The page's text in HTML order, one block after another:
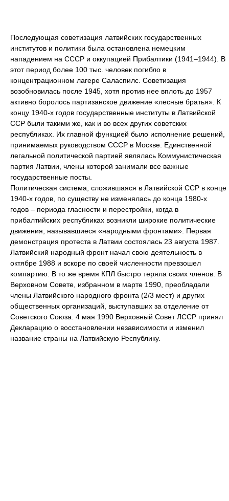
Последующая советизация латвийских государственных
институтов и политики была остановлена немецким
нападением на СССР и оккупацией Прибалтики (1941–1944). В
этот период более 100 тыс. человек погибло в
концентрационном лагере Саласпилс. Советизация
возобновилась после 1945, хотя против нее вплоть до 1957
активно боролось партизанское движение «лесные братья». К
концу 1940-х годов государственные институты в Латвийской
ССР были такими же, как и во всех других советских
республиках. Их главной функцией было исполнение решений,
принимаемых руководством СССР в Москве. Единственной
легальной политической партией являлась Коммунистическая
партия Латвии, члены которой занимали все важные
государственные посты.
Политическая система, сложившаяся в Латвийской ССР в конце
1940-х годов, по существу не изменялась до конца 1980-х
годов – периода гласности и перестройки, когда в
прибалтийских республиках возникли широкие политические
движения, называвшиеся «народными фронтами». Первая
демонстрация протеста в Латвии состоялась 23 августа 1987.
Латвийский народный фронт начал свою деятельность в
октябре 1988 и вскоре по своей численности превзошел
компартию. В то же время КПЛ быстро теряла своих членов. В
Верховном Совете, избранном в марте 1990, преобладали
члены Латвийского народного фронта (2/3 мест) и других
общественных организаций, выступавших за отделение от
Советского Союза. 4 мая 1990 Верховный Совет ЛССР принял
Декларацию о восстановлении независимости и изменил
название страны на Латвийскую Республику.